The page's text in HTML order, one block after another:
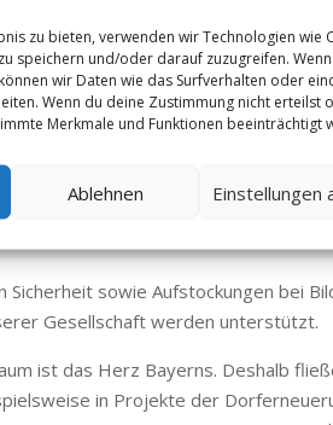
zu bieten, verwenden wir Technologien wie
speichern und/oder darauf zuzugreifen.
wir Daten wie das Surfverhalten oder
Wenn du deine Zustimmung nicht erteilst
Merkmale und Funktionen beeinträchtigt
Ablehnen Einstellungen
gemeinsam mit dem
mioty, mit der unter
genutzt werden sollen.
im Nürnberger
verwurzelt ist.“
freuen. Thomas Pirner
oder zukunftsweisender
sowie Aufstockungen bei
Gesellschaft werden unterstützt.
ist das Herz Bayerns. Deshalb
in Projekte der